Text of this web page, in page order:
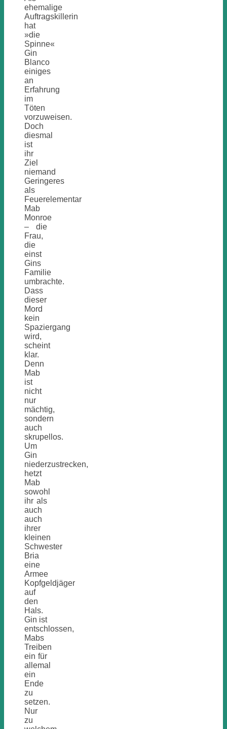
ehemalige
Auftragskillerin
hat
»die
Spinne«
Gin
Blanco
einiges
an
Erfahrung
im
Töten
vorzuweisen.
Doch
diesmal
ist
ihr
Ziel
niemand
Geringeres
als
Feuerelementar
Mab
Monroe
– die
Frau,
die
einst
Gins
Familie
umbrachte.
Dass
dieser
Mord
kein
Spaziergang
wird,
scheint
klar.
Denn
Mab
ist
nicht
nur
mächtig,
sondern
auch
skrupellos.
Um
Gin
niederzustrecken,
hetzt
Mab
sowohl
ihr als
auch
auch
ihrer
kleinen
Schwester
Bria
eine
Armee
Kopfgeldjäger
auf
den
Hals.
Gin ist
entschlossen,
Mabs
Treiben
ein für
allemal
ein
Ende
zu
setzen.
Nur
zu